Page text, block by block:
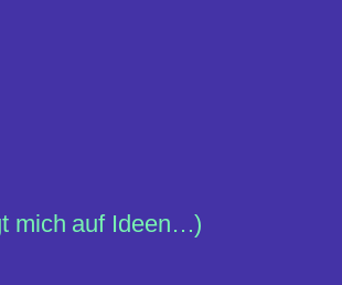
mich auf Ideen…)